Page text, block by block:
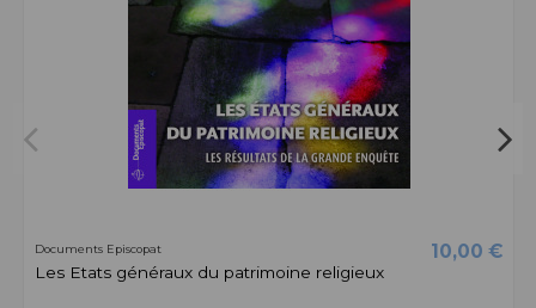
Documents Episcopat 10,00 €
Les Etats généraux du patrimoine religieux